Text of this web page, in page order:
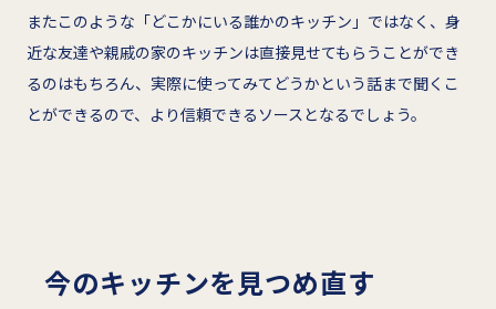
またこのような「どこかにいる誰かのキッチン」ではなく、身
近な友達や親戚の家のキッチンは直接見せてもらうことができ
るのはもちろん、実際に使ってみてどうかという話まで聞くこ
とができるので、より信頼できるソースとなるでしょう。
今のキッチンを見つめ直す